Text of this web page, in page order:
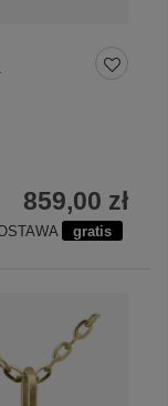
859,00 zł
gratis